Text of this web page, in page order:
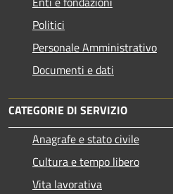
Politici
Personale Amministrativo
Documenti e dati
CATEGORIE DI SERVIZIO
Anagrafe e stato civile
Cultura e tempo libero
Vita lavorativa